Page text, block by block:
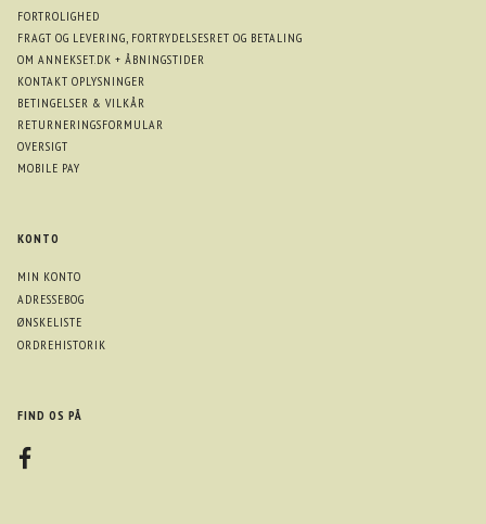
FORTROLIGHED
FRAGT OG LEVERING, FORTRYDELSESRET OG BETALING
OM ANNEKSET.DK + ÅBNINGSTIDER
KONTAKT OPLYSNINGER
BETINGELSER & VILKÅR
RETURNERINGSFORMULAR
OVERSIGT
MOBILE PAY
KONTO
MIN KONTO
ADRESSEBOG
ØNSKELISTE
ORDREHISTORIK
FIND OS PÅ